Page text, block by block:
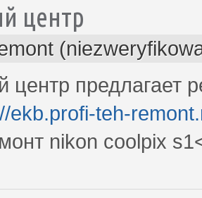
центр
центр предлагает
ekb.profi-teh-
nikon coolpix